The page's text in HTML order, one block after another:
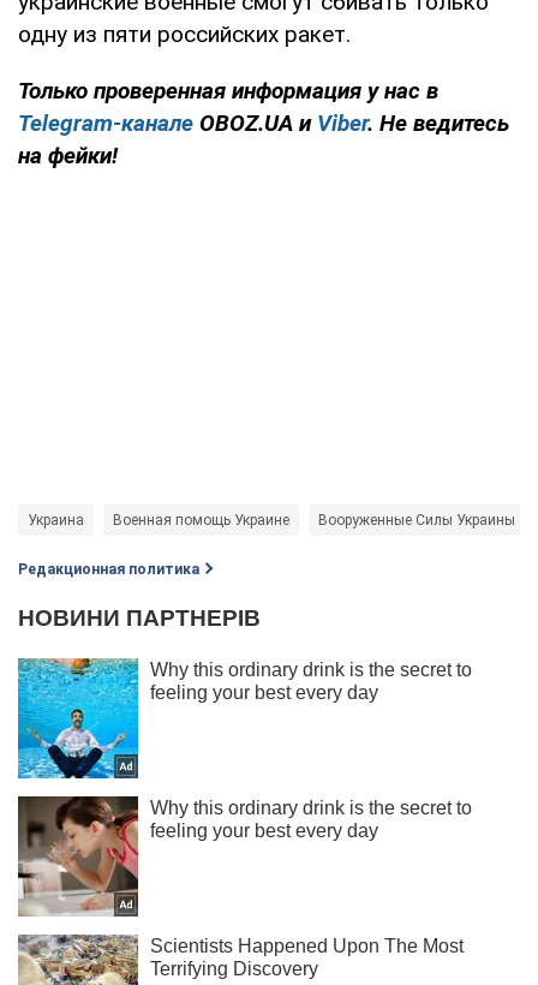
одну из пяти российских ракет.
Только проверенная информация у нас в
Telegram-канале OBOZ.UA и Viber. Не ведитесь
на фейки!
Украина Военная помощь Украине Вооруженные Силы Украины
Редакционная политика